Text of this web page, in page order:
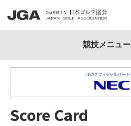
Score Card
競技メニュー